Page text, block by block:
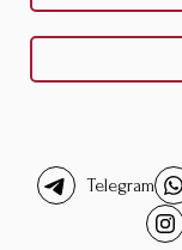
Telegram